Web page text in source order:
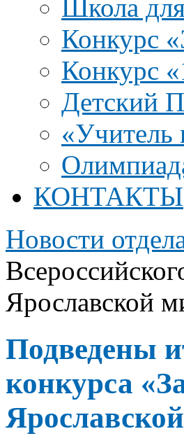
Школа
Конкурс
Конкурс
Детский
«Учитель
КОНТАКТЫ
Новости
Ярославской
Подведены
конкурса